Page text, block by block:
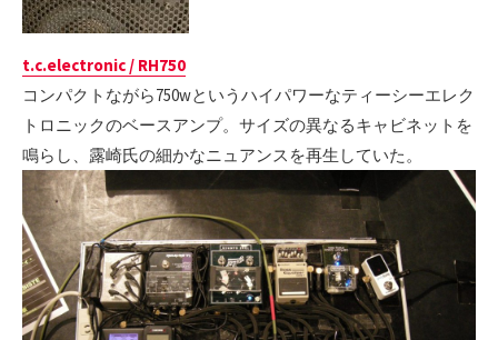
t.c.electronic / RH750
コンパクトながら750wというハイパワーなティーシーエレク
トロニックのベースアンプ。サイズの異なるキャビネットを
鳴らし、露崎氏の細かなニュアンスを再生していた。